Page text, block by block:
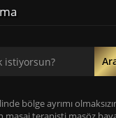
bölge ayrımı